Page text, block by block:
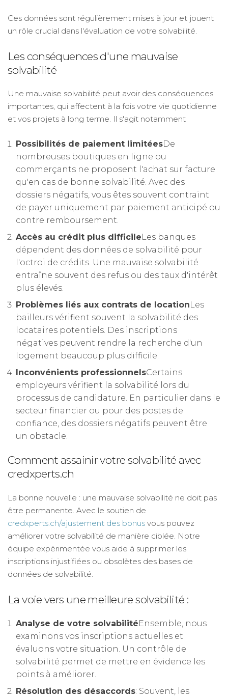
Ces données sont régulièrement mises à jour et jouent
un rôle crucial dans l'évaluation de votre solvabilité.
Les conséquences d'une mauvaise
solvabilité
Une mauvaise solvabilité peut avoir des conséquences
importantes, qui affectent à la fois votre vie quotidienne
et vos projets à long terme. Il s'agit notamment
Possibilités de paiement limitéesDe
nombreuses boutiques en ligne ou
commerçants ne proposent l'achat sur facture
qu'en cas de bonne solvabilité. Avec des
dossiers négatifs, vous êtes souvent contraint
de payer uniquement par paiement anticipé ou
contre remboursement.
Accès au crédit plus difficile Les banques
dépendent des données de solvabilité pour
l'octroi de crédits. Une mauvaise solvabilité
entraîne souvent des refus ou des taux d'intérêt
plus élevés.
Problèmes liés aux contrats de location Les
bailleurs vérifient souvent la solvabilité des
locataires potentiels. Des inscriptions
négatives peuvent rendre la recherche d'un
logement beaucoup plus difficile.
Inconvénients professionnelsCertains
employeurs vérifient la solvabilité lors du
processus de candidature. En particulier dans le
secteur financier ou pour des postes de
confiance, des dossiers négatifs peuvent être
un obstacle.
Comment assainir votre solvabilité avec
credxperts.ch
La bonne nouvelle : une mauvaise solvabilité ne doit pas
être permanente. Avec le soutien de
credxperts.ch/ajustement des bonus vous pouvez
améliorer votre solvabilité de manière ciblée. Notre
équipe expérimentée vous aide à supprimer les
inscriptions injustifiées ou obsolètes des bases de
données de solvabilité.
La voie vers une meilleure solvabilité :
Analyse de votre solvabilitéEnsemble, nous
examinons vos inscriptions actuelles et
évaluons votre situation. Un contrôle de
solvabilité permet de mettre en évidence les
points à améliorer.
Résolution des désaccords: Souvent, les